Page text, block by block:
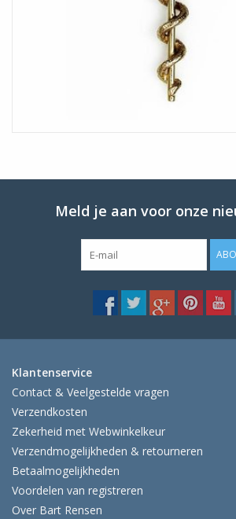
Meld je aan voor onze
Klantenservice
Contact & Veelgestelde vragen
Verzendkosten
Zekerheid met Webwinkelkeur
Verzendmogelijkheden & retourneren
Betaalmogelijkheden
Voordelen van registreren
Over Bart Rensen